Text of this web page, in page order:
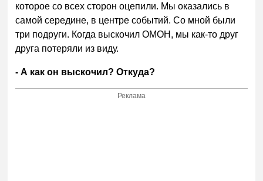
которое со всех сторон оцепили. Мы оказались в
самой середине, в центре событий. Со мной были
три подруги. Когда выскочил ОМОН, мы как-то друг
друга потеряли из виду.
- А как он выскочил? Откуда?
Реклама